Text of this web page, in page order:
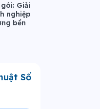
Giải
nghiệp
bền
Số